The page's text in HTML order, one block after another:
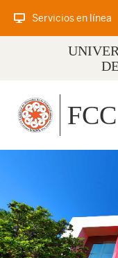
Servicios en línea
FCC